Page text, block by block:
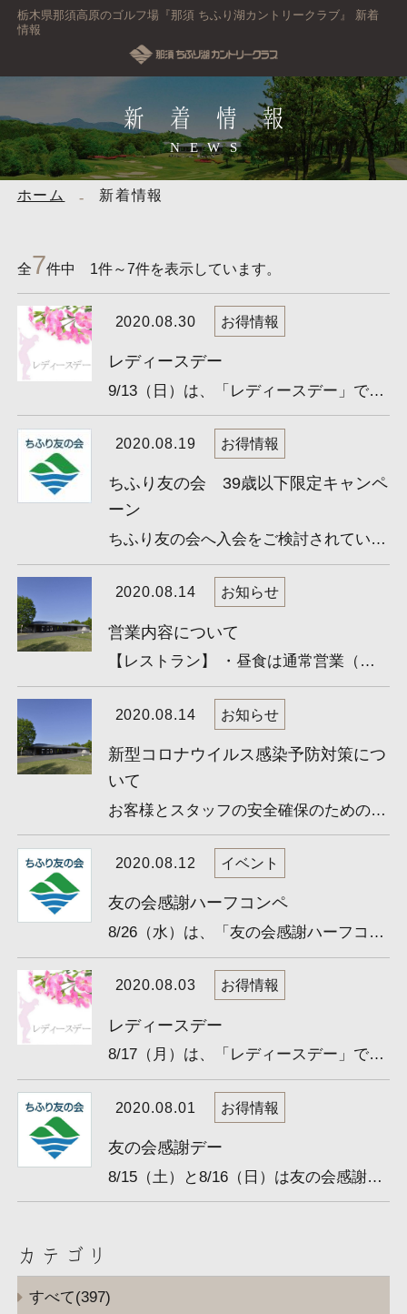
栃木県那須高原のゴルフ場『那須 ちふり湖カントリークラブ』 新着
情報
新着情報
NEWS
ホーム 新着情報
全7件中 1件～7件を表示しています。
2020.08.30 お得情報
レディースデー
9/13（日）は、「レディースデー」です。 女性は特別料金でゴルフができる、大変お得な日です！ （月１回開催...
2020.08.19 お得情報
ちふり友の会 39歳以下限定キャンペ
ーン
ちふり友の会へ入会をご検討されている39歳以下の方限定！ 9月・10月にご入会される方限定で年会費を-5,000円...
2020.08.14 お知らせ
営業内容について
【レストラン】 ・昼食は通常営業（ラストオーダー13:30）します。 ・朝食はご宿泊者優先となります（当日来場...
2020.08.14 お知らせ
新型コロナウイルス感染予防対策につ
いて
お客様とスタッフの安全確保のための感染予防対策を行っています。 皆様にはご不便をおかけしますが、ご理解の...
2020.08.12 イベント
友の会感謝ハーフコンペ
8/26（水）は、「友の会感謝ハーフコンペ」です。 参加費無料！ 豪華賞品盛り沢山。賞品は全員賞！ 友の会の...
2020.08.03 お得情報
レディースデー
8/17（月）は、「レディースデー」です。 女性は特別料金でゴルフができる、大変お得な日です！ （月１回開催...
2020.08.01 お得情報
友の会感謝デー
8/15（土）と8/16（日）は友の会感謝デーです。 友の会会員様限定、特別料金でゴルフができるお得な日です。 ...
カテゴリ
すべて(397)